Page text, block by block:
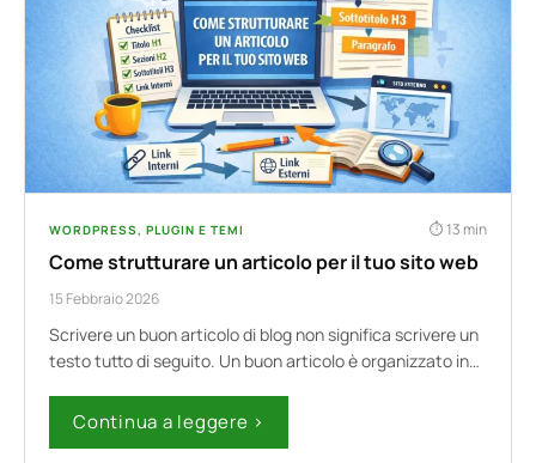
WORDPRESS, PLUGIN E TEMI 13 min
Come strutturare un articolo per il tuo sito web
15 Febbraio 2026
Scrivere un buon articolo di blog non significa scrivere un
testo tutto di seguito. Un buon articolo è organizzato in…
Continua a leggere ›